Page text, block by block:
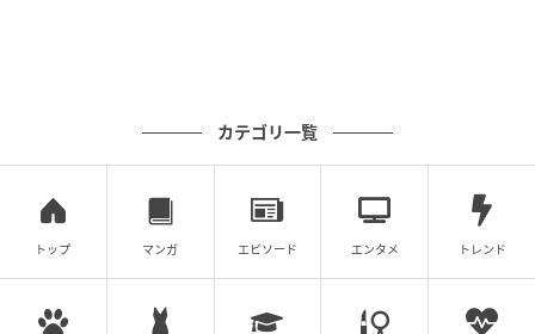
ろけるチーズをのせて焼いたり、おでんの残り汁でス
ープカレー風にしたりなど、彼のオリジナル“アレンジ
レシピ”は、悩める人の心を溶かす作用がある。ミツ
も、何かを抱えていそうな客に声を掛け、お勧めした
い商品を差し出し、問題解決に貢献している。
主に食べ物が解決の糸口となる本作は、観ているだけ
カテゴリ一覧
トップ マンガ エピソード エンタメ トレンド